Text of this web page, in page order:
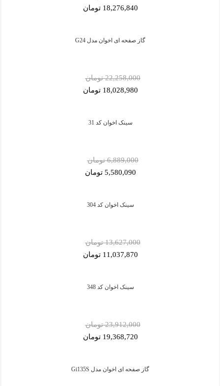
18,276,840 تومان
گاز صفحه ای اخوان مدل G24
22,258,000 تومان
18,028,980 تومان
سینک اخوان کد 31
6,889,000 تومان
5,580,090 تومان
سینک اخوان کد 304
13,627,000 تومان
11,037,870 تومان
سینک اخوان کد 348
23,912,000 تومان
19,368,720 تومان
گاز صفحه ای اخوان مدل Gi135S